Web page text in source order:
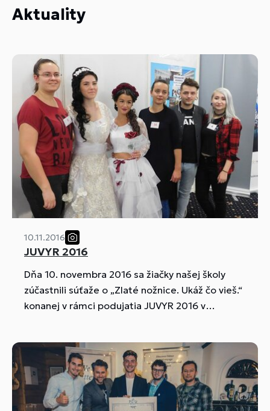
Aktuality
10.11.2016
JUVYR 2016
Dňa 10. novembra 2016 sa žiačky našej školy
zúčastnili súťaže o „Zlaté nožnice. Ukáž čo vieš.“
konanej v rámci podujatia JUVYR 2016 v
štyroch kategóriách. Naši žiaci sa zapojili do
dvoch z nich: SVADOBNÝ ÚČES - dámsky výčes a
MODERNÝ PÁNSKY STRIH.